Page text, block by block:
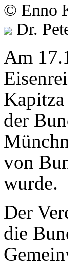
© Enno
Dr.
Am
Kapitza
der
von
wurde.
Der
die